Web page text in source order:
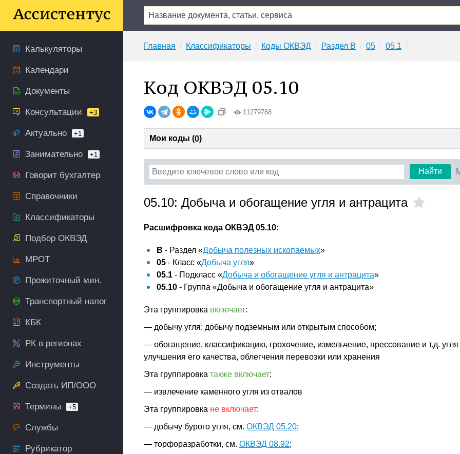
Калькуляторы
Календари
Документы
Консультации +3
Актуально +1
Занимательно +1
Говорит бухгалтер
Справочники
Классификаторы
Подбор ОКВЭД
МРОТ
Прожиточный мин.
Транспортный налог
КБК
РК в регионах
Инструменты
Создать ИП/ООО
Термины +5
Службы
Рубрикатор
Главная Классификаторы Коды ОКВЭД Раздел B 05 05.1
Код ОКВЭД 05.10
11279768
Мои коды (0)
Найти
05.10: Добыча и обогащение угля и антрацита
Расшифровка кода ОКВЭД 05.10:
B - Раздел «Добыча полезных ископаемых»
05 - Класс «Добыча угля»
05.1 - Подкласс «Добыча и обогащение угля и антрацита»
05.10 - Группа «Добыча и обогащение угля и антрацита»
Эта группировка включает:
— добычу угля: добычу подземным или открытым способом;
— обогащение, классификацию, грохочение, измельчение, прессование и т.д.
улучшения его качества, облегчения перевозки или хранения
Эта группировка также включает:
— извлечение каменного угля из отвалов
Эта группировка не включает:
— добычу бурого угля, см. ОКВЭД 05.20;
— торфоразработки, см. ОКВЭД 08.92;